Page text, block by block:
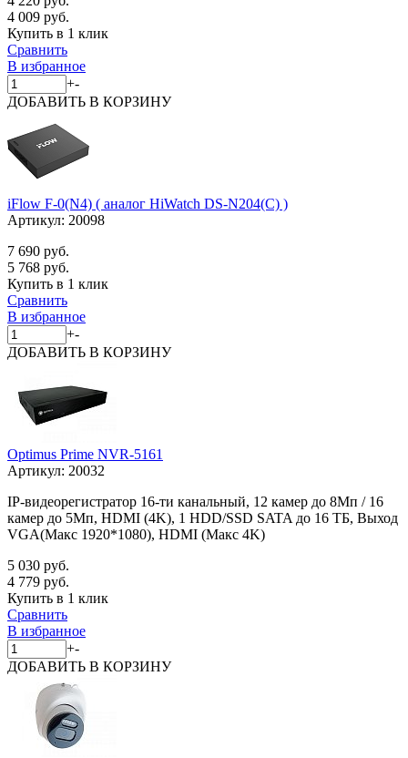
4 009 руб.
Купить в 1 клик
Сравнить
В избранное
+-
ДОБАВИТЬ В КОРЗИНУ
iFlow F-0(N4) ( аналог HiWatch DS-N204(C) )
Артикул: 20098
7 690 руб.
5 768 руб.
Купить в 1 клик
Сравнить
В избранное
+-
ДОБАВИТЬ В КОРЗИНУ
Optimus Prime NVR-5161
Артикул: 20032
IP-видеорегистратор 16-ти канальный, 12 камер до 8Мп / 16
камер до 5Мп, HDMI (4K), 1 HDD/SSD SATA до 16 ТБ, Выход
VGA(Макс 1920*1080), HDMI (Макс 4K)
5 030 руб.
4 779 руб.
Купить в 1 клик
Сравнить
В избранное
+-
ДОБАВИТЬ В КОРЗИНУ